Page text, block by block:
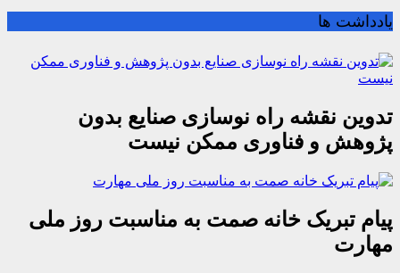
یادداشت ها
تدوین نقشه راه نوسازی صنایع بدون
پژوهش و فناوری ممکن نیست
پیام تبریک خانه صمت به مناسبت روز ملی
مهارت